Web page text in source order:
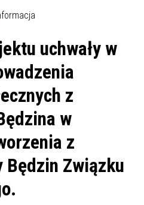
uchwały w
z
w
z
Będzin Związku